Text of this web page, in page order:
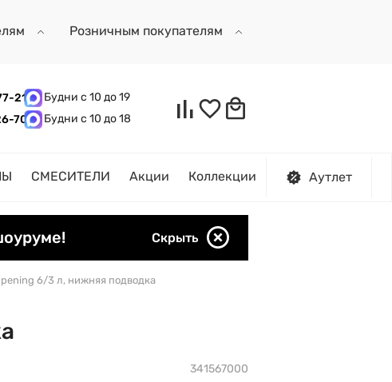
Розничным покупателям
21
Будни с 10 до 19
70 Будни с 10 до 18
СМЕСИТЕЛИ Акции Коллекции Аутлет
Скрыть
6/3 л, нижняя подводка
341567000